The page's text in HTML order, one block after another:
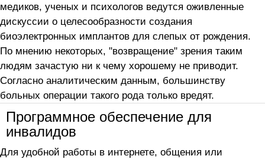
медиков, ученых и психологов ведутся оживленные
дискуссии о целесообразности создания
биоэлектронных имплантов для слепых от рождения.
По мнению некоторых, "возвращение" зрения таким
людям зачастую ни к чему хорошему не приводит.
Согласно аналитическим данным, большинству
больных операции такого рода только вредят.
Программное обеспечение для
инвалидов
Для удобной работы в интернете, общения или